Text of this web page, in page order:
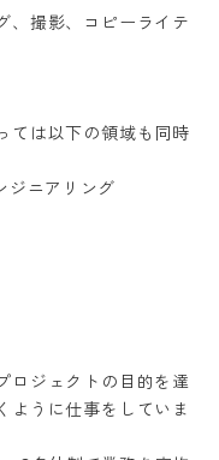
、撮影、コピーライテ
ては以下の領域も同時
ジニアリング
ロジェクトの目的を達
ように仕事をしていま